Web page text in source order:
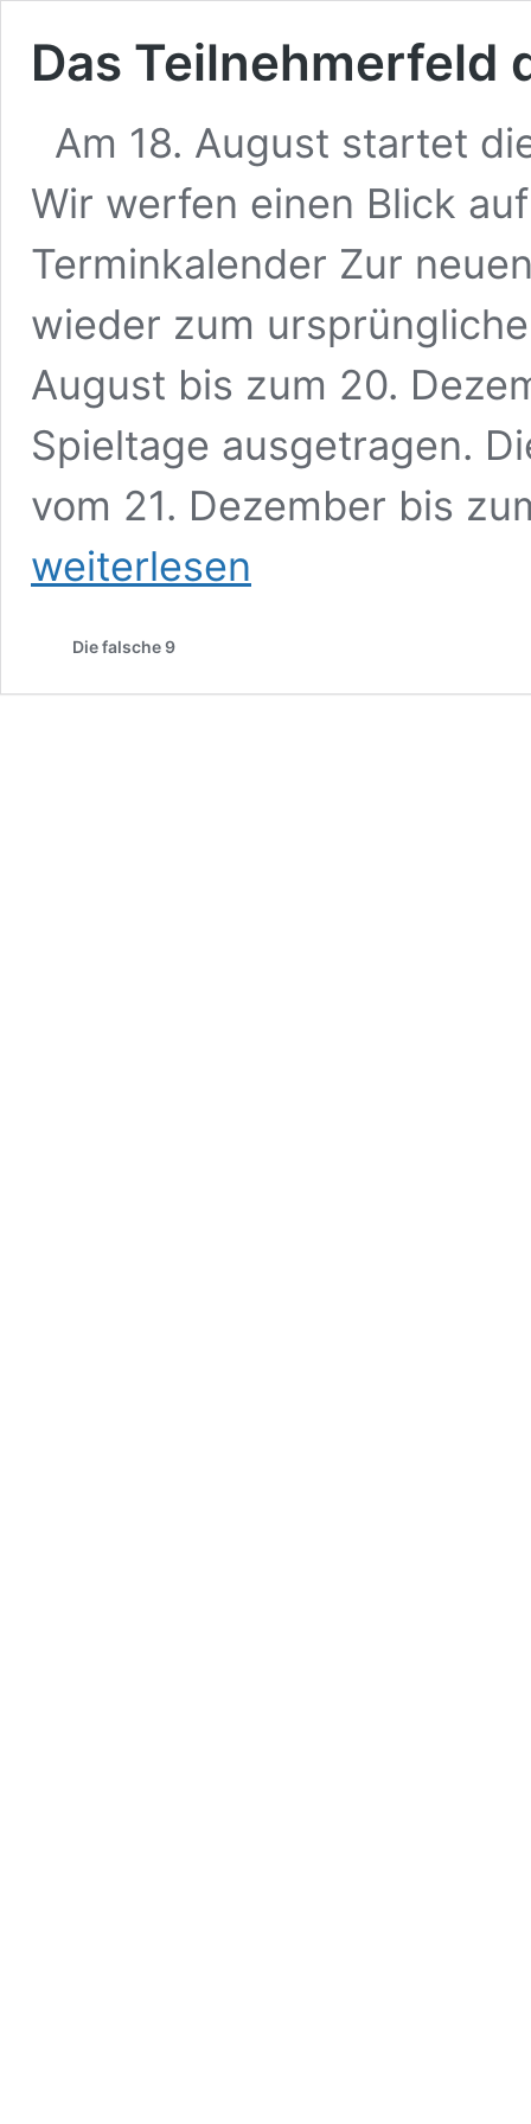
Das Teilnehmerfeld
Am 18. August startet
Wir werfen einen Blick
Terminkalender Zur
wieder zum
August bis zum 20.
Spieltage ausgetragen.
vom 21. Dezember bis
weiterlesen
Die falsche 9